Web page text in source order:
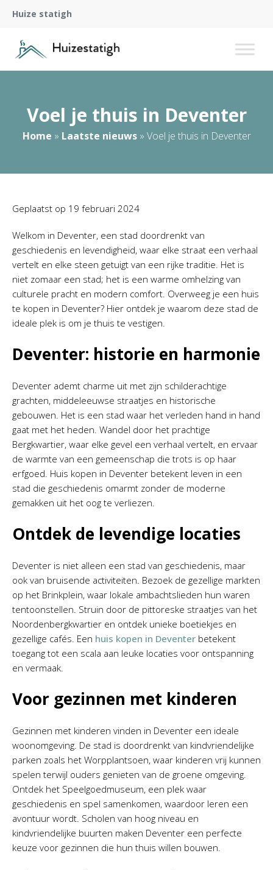
Huize statigh
Voel je thuis in Deventer
Home » Laatste nieuws» Voel je thuis in Deventer
Geplaatst op 19 februari 2024
Welkom in Deventer, een stad doordrenkt van
geschiedenis en levendigheid, waar elke straat een verhaal
vertelt en elke steen getuigt van een rijke traditie. Het is
niet zomaar een stad; het is een warme omhelzing van
culturele pracht en modern comfort. Overweeg je een huis
te kopen in Deventer? Hier ontdek je waarom deze stad de
ideale plek is om je thuis te vestigen.
Deventer: historie en harmonie
Deventer ademt charme uit met zijn schilderachtige
grachten, middeleeuwse straatjes en historische
gebouwen. Het is een stad waar het verleden hand in hand
gaat met het heden. Wandel door het prachtige
Bergkwartier, waar elke gevel een verhaal vertelt, en ervaar
de warmte van een gemeenschap die trots is op haar
erfgoed. Huis kopen in Deventer betekent leven in een
stad die geschiedenis omarmt zonder de moderne
gemakken uit het oog te verliezen.
Ontdek de levendige locaties
Deventer is niet alleen een stad van geschiedenis, maar
ook van bruisende activiteiten. Bezoek de gezellige markten
op het Brinkplein, waar lokale ambachtslieden hun waren
tentoonstellen. Struin door de pittoreske straatjes van het
Noordenbergkwartier en ontdek unieke boetiekjes en
gezellige cafés. Een huis kopen in Deventer betekent
toegang tot een scala aan leuke locaties voor ontspanning
en vermaak.
Voor gezinnen met kinderen
Gezinnen met kinderen vinden in Deventer een ideale
woonomgeving. De stad is doordrenkt van kindvriendelijke
parken zoals het Worpplantsoen, waar kinderen vrij kunnen
spelen terwijl ouders genieten van de groene omgeving.
Ontdek het Speelgoedmuseum, een plek waar
geschiedenis en spel samenkomen, waardoor leren een
avontuur wordt. Scholen van hoog niveau en
kindvriendelijke buurten maken Deventer een perfecte
keuze voor gezinnen die hun thuis willen bouwen.